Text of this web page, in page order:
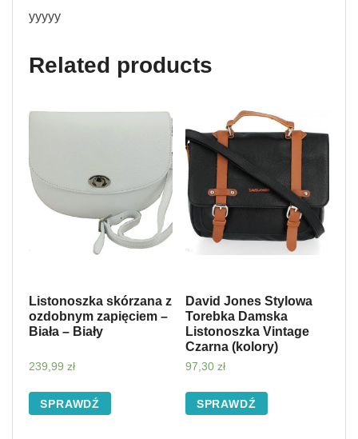
yyyyy
Related products
Listonoszka skórzana z
ozdobnym zapięciem –
Biała – Biały
239,99 zł
SPRAWDŹ
David Jones Stylowa
Torebka Damska
Listonoszka Vintage
Czarna (kolory)
97,30 zł
SPRAWDŹ